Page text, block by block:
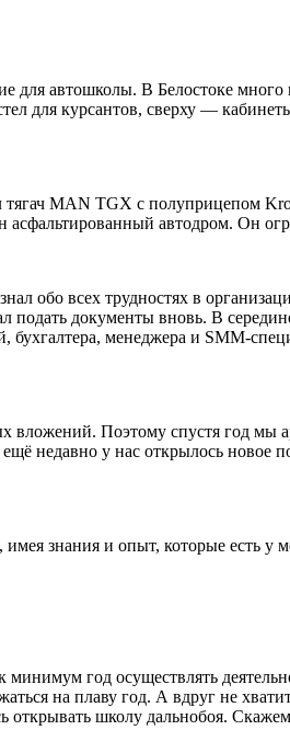
автошколы. В Белостоке
для курсантов, сверху —
MAN TGX c полуприцепом
автодром. Он
обо всех трудностях в
документы вновь. В
менеджера и SММ-
Поэтому спустя год мы
недавно у нас открылось новое
знания и опыт, которые есть у
год осуществлять
на плаву год. А вдруг не
школу дальнобоя.